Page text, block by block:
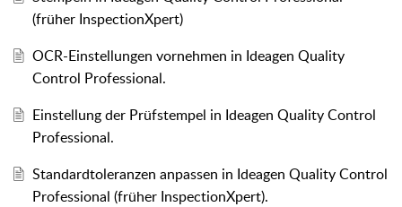
(früher InspectionXpert)
OCR-Einstellungen vornehmen in Ideagen Quality
Control Professional.
Einstellung der Prüfstempel in Ideagen Quality Control
Professional.
Standardtoleranzen anpassen in Ideagen Quality Control
Professional (früher InspectionXpert).